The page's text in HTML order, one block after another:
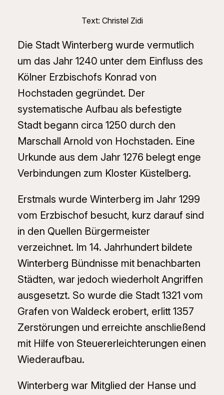
Text: Christel Zidi
Die Stadt Winterberg wurde vermutlich
um das Jahr 1240 unter dem Einfluss des
Kölner Erzbischofs Konrad von
Hochstaden gegründet. Der
systematische Aufbau als befestigte
Stadt begann circa 1250 durch den
Marschall Arnold von Hochstaden. Eine
Urkunde aus dem Jahr 1276 belegt enge
Verbindungen zum Kloster Küstelberg.
Erstmals wurde Winterberg im Jahr 1299
vom Erzbischof besucht, kurz darauf sind
in den Quellen Bürgermeister
verzeichnet. Im 14. Jahrhundert bildete
Winterberg Bündnisse mit benachbarten
Städten, war jedoch wiederholt Angriffen
ausgesetzt. So wurde die Stadt 1321 vom
Grafen von Waldeck erobert, erlitt 1357
Zerstörungen und erreichte anschließend
mit Hilfe von Steuererleichterungen einen
Wiederaufbau.
Winterberg war Mitglied der Hanse und